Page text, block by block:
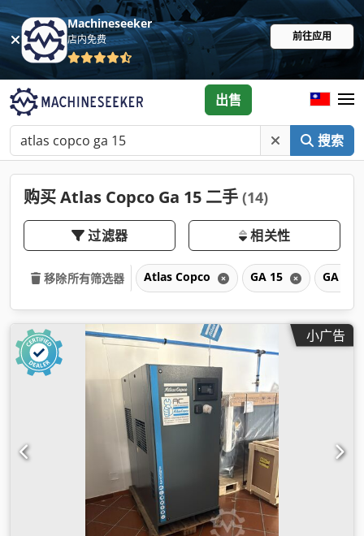
Machineseeker
店内免费 前往应用
搜索
出售
购买 Atlas Copco Ga 15 二手 (14)
过滤器 相关性
移除所有筛选器 Atlas Copco GA 15 GA
小广告